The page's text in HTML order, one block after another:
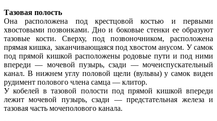
Тазовая полость
Она расположена под крестцовой костью и первыми
хвостовыми позвонками. Дно и боковые стенки ее образуют
тазовые кости. Сверху, под позвоночником, расположена
прямая кишка, заканчивающаяся под хвостом анусом. У самок
под прямой кишкой расположены родовые пути и под ними
впереди — мочевой пузырь, сзади — мочеиспускательный
канал. В нижнем углу половой щели (вульвы) у самок виден
рудимент полового члена самца — клитор.
У кобелей в тазовой полости под прямой кишкой впереди
лежит мочевой пузырь, сзади — предстательная железа и
тазовая часть мочеполового канала.